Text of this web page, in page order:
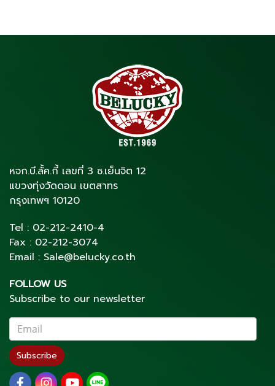
หจก.บี.ลั้ค.กี้ เลขที่ 3 ซ.เย็นจิต 12
แขวงทุ่งวัดดอน เขตสาทร
กรุงเทพฯ 10120
Tel : 02-212-2410-4
Fax : 02-212-3074
Email : Sale@belucky.co.th
FOLLOW US
Subscribe to our newsletter
Subscribe